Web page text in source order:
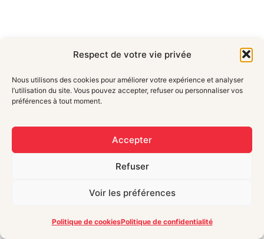
Respect de votre vie privée
Nous utilisons des cookies pour améliorer votre expérience et analyser
l’utilisation du site. Vous pouvez accepter, refuser ou personnaliser vos
préférences à tout moment.
Accepter
Refuser
Voir les préférences
Politique de cookiesPolitique de confidentialité
NOS DERNIÈRES PUBLICATIONS